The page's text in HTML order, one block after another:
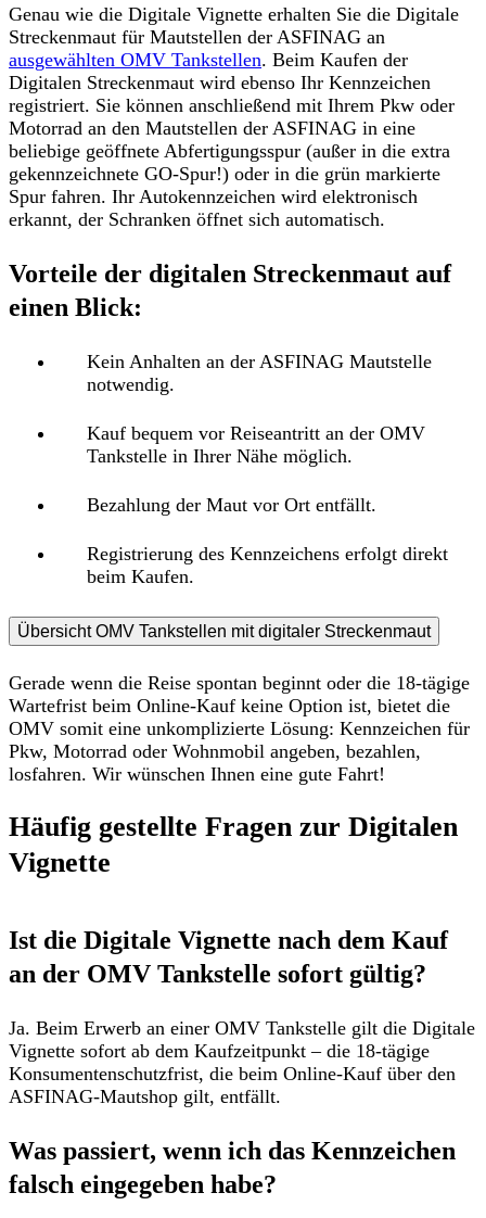
Genau wie die Digitale Vignette erhalten Sie die Digitale
Streckenmaut für Mautstellen der ASFINAG an
ausgewählten OMV Tankstellen. Beim Kaufen der
Digitalen Streckenmaut wird ebenso Ihr Kennzeichen
registriert. Sie können anschließend mit Ihrem Pkw oder
Motorrad an den Mautstellen der ASFINAG in eine
beliebige geöffnete Abfertigungsspur (außer in die extra
gekennzeichnete GO-Spur!) oder in die grün markierte
Spur fahren. Ihr Autokennzeichen wird elektronisch
erkannt, der Schranken öffnet sich automatisch.
Vorteile der digitalen Streckenmaut auf
einen Blick:
Kein Anhalten an der ASFINAG Mautstelle
notwendig.
Kauf bequem vor Reiseantritt an der OMV
Tankstelle in Ihrer Nähe möglich.
Bezahlung der Maut vor Ort entfällt.
Registrierung des Kennzeichens erfolgt direkt
beim Kaufen.
Übersicht OMV Tankstellen mit digitaler Streckenmaut
Gerade wenn die Reise spontan beginnt oder die 18-tägige
Wartefrist beim Online-Kauf keine Option ist, bietet die
OMV somit eine unkomplizierte Lösung: Kennzeichen für
Pkw, Motorrad oder Wohnmobil angeben, bezahlen,
losfahren. Wir wünschen Ihnen eine gute Fahrt!
Häufig gestellte Fragen zur Digitalen
Vignette
Ist die Digitale Vignette nach dem Kauf
an der OMV Tankstelle sofort gültig?
Ja. Beim Erwerb an einer OMV Tankstelle gilt die Digitale
Vignette sofort ab dem Kaufzeitpunkt– die 18-tägige
Konsumentenschutzfrist, die beim Online-Kauf über den
ASFINAG-Mautshop gilt, entfällt.
Was passiert, wenn ich das Kennzeichen
falsch eingegeben habe?